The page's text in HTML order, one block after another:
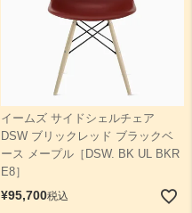
イームズ サイドシェルチェア
DSW ブリックレッド ブラックベ
ース メープル［DSW. BK UL BKR
E8］
¥95,700税込